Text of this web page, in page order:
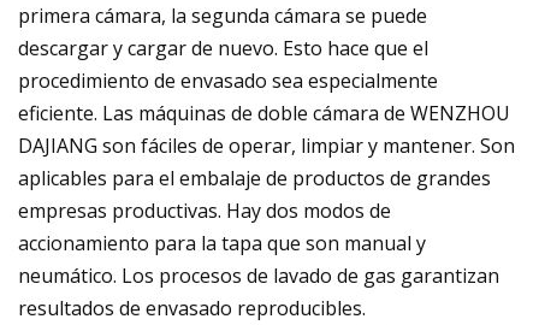
primera cámara, la segunda cámara se puede
descargar y cargar de nuevo. Esto hace que el
procedimiento de envasado sea especialmente
eficiente. Las máquinas de doble cámara de WENZHOU
DAJIANG son fáciles de operar, limpiar y mantener. Son
aplicables para el embalaje de productos de grandes
empresas productivas. Hay dos modos de
accionamiento para la tapa que son manual y
neumático. Los procesos de lavado de gas garantizan
resultados de envasado reproducibles.